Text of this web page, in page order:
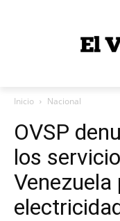
Inicio Nacional
OVSP
los